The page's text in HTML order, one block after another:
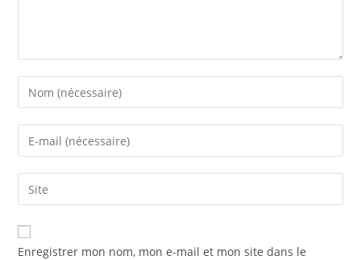
Enregistrer mon nom, mon e-mail et mon site dans le